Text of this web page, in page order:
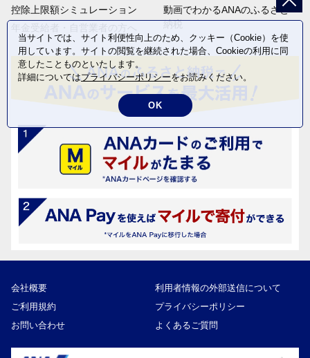
控除上限額シミュレーション
動画でわかるANAのふるさと
納税
会社概要
利用者情報の外部送信について
ご利用規約
プライバシーポリシー
お問い合わせ
よくあるご質問
当サイトでは、サイト利便性向上のため、クッキー（Cookie）を使
用しています。サイトの閲覧を継続された場合、Cookieの利用に同
意したことものといたします。
詳細についてはプライバシーポリシーをお読みください。
OK